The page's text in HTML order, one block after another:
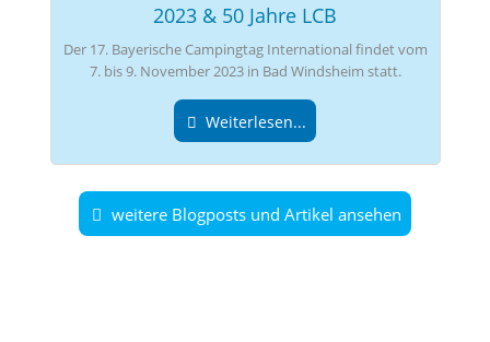
2023 & 50 Jahre LCB
Der 17. Bayerische Campingtag International findet vom
7. bis 9. November 2023 in Bad Windsheim statt.
Weiterlesen...
weitere Blogposts und Artikel ansehen